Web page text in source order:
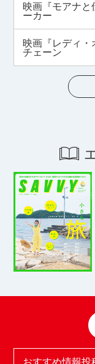
映画『モアナと
ーカー
映画『レディ・
チェーン